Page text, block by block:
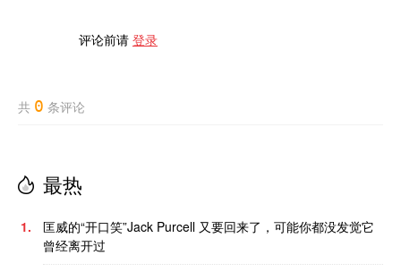
评论前请 登录
共 0 条评论
最热
1.
匡威的“开口笑”Jack Purcell 又要回来了，可能你都没发觉它
曾经离开过